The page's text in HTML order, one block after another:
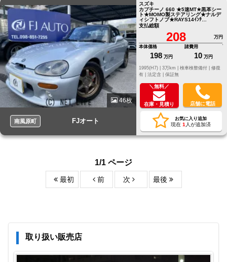
46枚
南風原町 FJオート
スズキ
カプチーノ 660 ★5速MT★黒革シー
ト★MOMO製ステアリング★ナルデ
ィシフトノブ★RAYS14ｲﾝﾁ
AW★ETC
支払総額
208
万円
本体価格
198 万円
諸費用
10 万円
修復
有 | 法定含 | 保証無
＼無料／
在庫・見積り 店舗に電話
お気に入り追加
現在 1 人が追加済
1/1 ページ
最初 前 次 最後
取り扱い販売店